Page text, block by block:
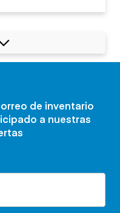
de inventario
a nuestras